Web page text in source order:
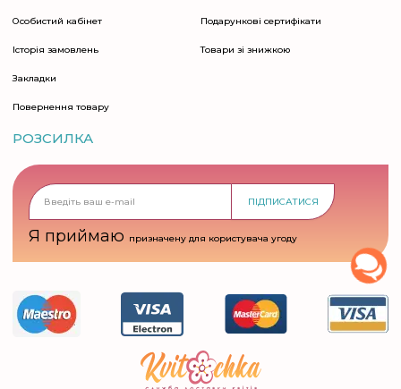
Особистий кабінет
Історія замовлень
Закладки
Повернення товару
Подарункові сертифікати
Товари зі знижкою
РОЗСИЛКА
ПІДПИСАТИСЯ
Я приймаю призначену для користувача угоду